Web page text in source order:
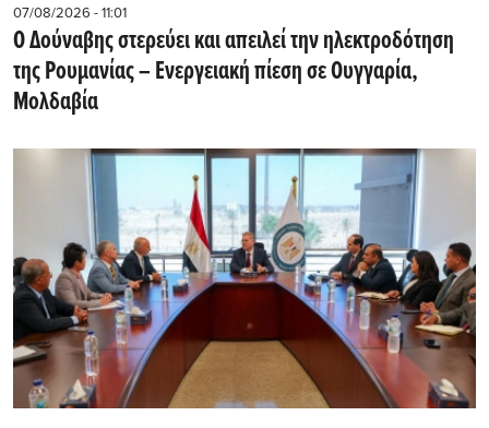
07/08/2026 - 11:01
Ο Δούναβης στερεύει και απειλεί την ηλεκτροδότηση
της Ρουμανίας – Ενεργειακή πίεση σε Ουγγαρία,
Μολδαβία